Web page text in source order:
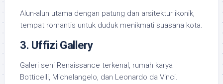
Alun-alun utama dengan patung dan arsitektur ikonik,
tempat romantis untuk duduk menikmati suasana kota.
3. Uffizi Gallery
Galeri seni Renaissance terkenal, rumah karya
Botticelli, Michelangelo, dan Leonardo da Vinci.